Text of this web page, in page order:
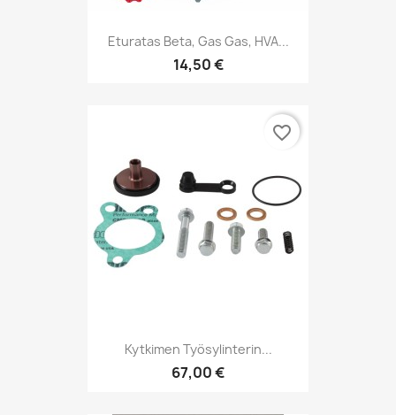
Eturatas Beta, Gas Gas, HVA...
14,50 €
Kytkimen Työsylinterin...
67,00 €
favorite_border